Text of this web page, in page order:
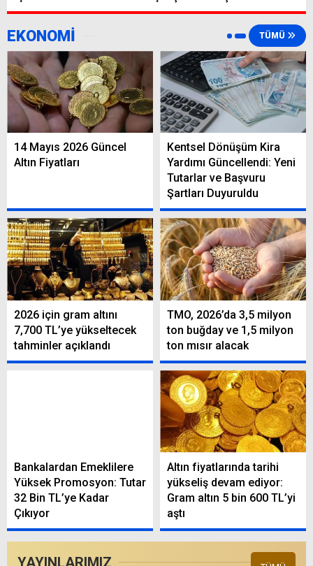
EKONOMİ TÜMÜ
14 Mayıs 2026 Güncel
Altın Fiyatları
Kentsel Dönüşüm Kira
Yardımı Güncellendi: Yeni
Tutarlar ve Başvuru
Şartları Duyuruldu
2026 için gram altını
7,700 TL’ye yükseltecek
tahminler açıklandı
TMO, 2026’da 3,5 milyon
ton buğday ve 1,5 milyon
ton mısır alacak
Bankalardan Emeklilere
Yüksek Promosyon: Tutar
32 Bin TL’ye Kadar
Çıkıyor
Altın fiyatlarında tarihi
yükseliş devam ediyor:
Gram altın 5 bin 600 TL’yi
aştı
YAYINLARIMIZ